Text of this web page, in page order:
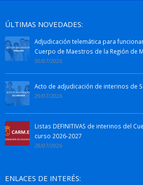
ÚLTIMAS NOVEDADES:
Adjudicación telemática para
Cuerpo de Maestros de la Región de
30/07/2026
Acto de adjudicación de interinos de
29/07/2026
Listas DEFINITIVAS de interinos del
curso 2026-2027
28/07/2026
ENLACES DE INTERÉS: